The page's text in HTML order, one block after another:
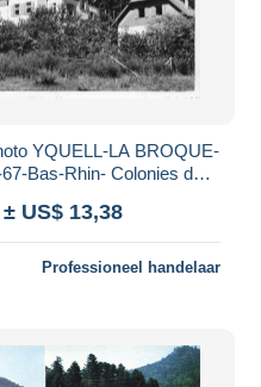
YQUELL-LA BROQUE-
Bas-Rhin- Colonies de
Bruche
± US$ 13,38
Professioneel handelaar